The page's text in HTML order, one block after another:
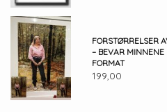
FORSTØRRELSER
– BEVAR MINNENE
FORMAT
199,00